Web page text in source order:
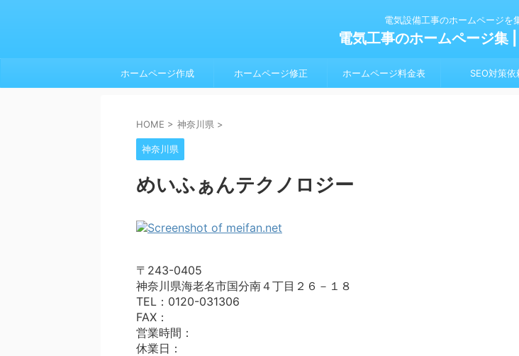
電気設備工事のホームページを
電気工事のホームページ集
ホームページ作成 ホームページ修正 ホームページ料金表 SEO対策依
HOME > 神奈川県 >
神奈川県
めいふぁんテクノロジー
〒243-0405
神奈川県海老名市国分南４丁目２６－１８
TEL：0120-031306
FAX：
営業時間：
休業日：